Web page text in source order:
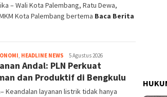
– Wali Kota Palembang, Ratu Dewa,
Kota Palembang bertema Baca Berita
, HEADLINE NEWS admin
5 Agustus 2026
Andal: PLN Perkuat
dan Produktif di Bengkulu
Keandalan layanan listrik tidak hanya